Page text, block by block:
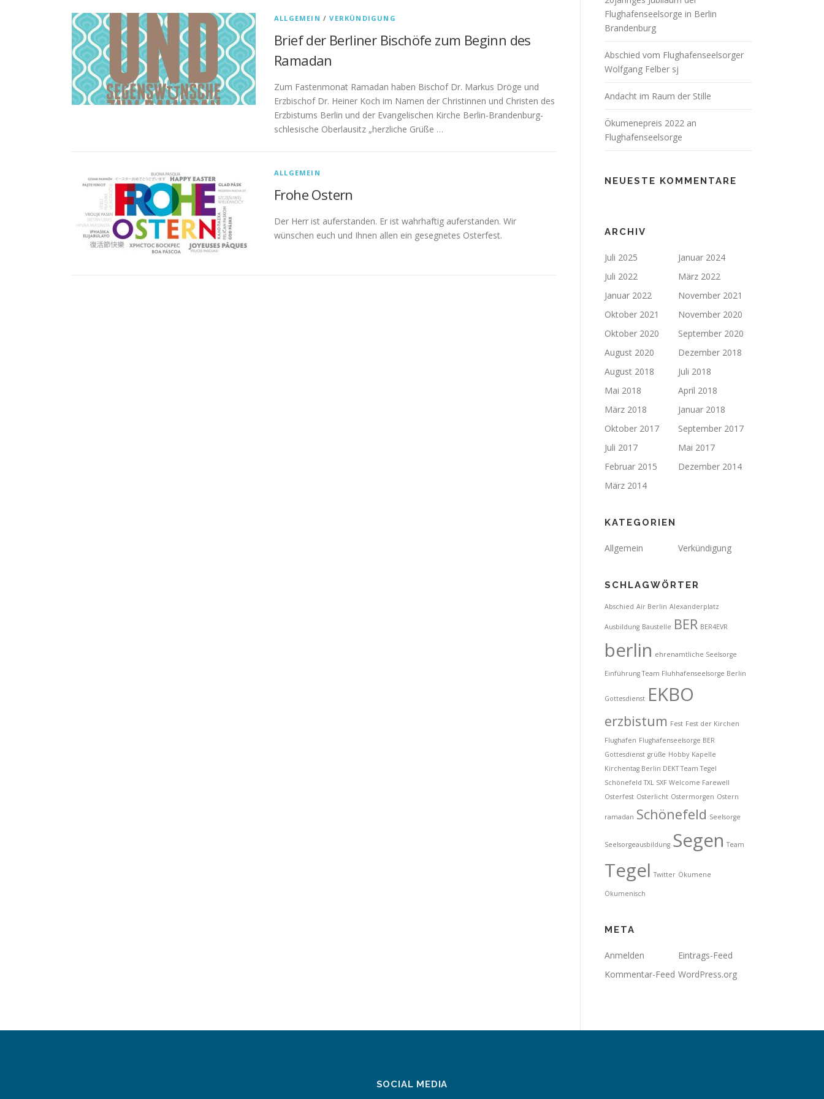
ALLGEMEIN /VERKÜNDIGUNG
Brief der Berliner Bischöfe zum Beginn des
Ramadan
Zum Fastenmonat Ramadan haben Bischof Dr. Markus Dröge und
Erzbischof Dr. Heiner Koch im Namen der Christinnen und Christen des
Erzbistums Berlin und der Evangelischen Kirche Berlin-Brandenburg-
schlesische Oberlausitz „herzliche Grüße …
ALLGEMEIN
Frohe Ostern
Der Herr ist auferstanden. Er ist wahrhaftig auferstanden. Wir
wünschen euch und Ihnen allen ein gesegnetes Osterfest.
Flughafenseelsorge in Berlin
Brandenburg
Abschied vom Flughafenseelsorger
Wolfgang Felber sj
Andacht im Raum der Stille
Ökumenepreis 2022 an
Flughafenseelsorge
NEUESTE KOMMENTARE
ARCHIV
Juli 2025
Januar 2024
Juli 2022
März 2022
Januar 2022
November 2021
Oktober 2021
November 2020
Oktober 2020
September 2020
August 2020
Dezember 2018
August 2018
Juli 2018
Mai 2018
April 2018
März 2018
Januar 2018
Oktober 2017
September 2017
Juli 2017
Mai 2017
Februar 2015
Dezember 2014
März 2014
KATEGORIEN
Allgemein Verkündigung
SCHLAGWÖRTER
Abschied Air Berlin Alexanderplatz
Ausbildung Baustelle BER BER4EVR
berlin ehrenamtliche Seelsorge
Einführung Team Fluhhafenseelsorge Berlin
Gottesdienst EKBO
erzbistum Fest Fest der Kirchen
Flughafen Flughafenseelsorge BER
Gottesdienst grüße Hobby Kapelle
Kirchentag Berlin DEKT Team Tegel
Schönefeld TXL SXF Welcome Farewell
Osterfest Osterlicht Ostermorgen Ostern
ramadan Schönefeld Seelsorge
Seelsorgeausbildung Segen Team
Tegel Twitter Ökumene
Ökumenisch
META
Anmelden
Eintrags-Feed
Kommentar-Feed WordPress.org
SOCIAL MEDIA